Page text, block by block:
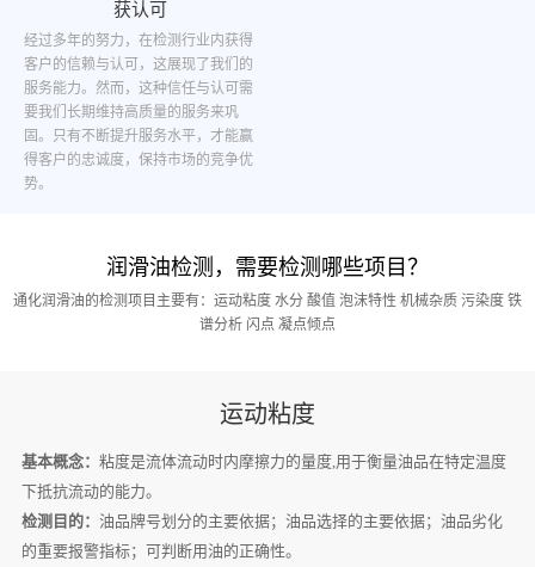
获认可
经过多年的努力，在检测行业内获得
客户的信赖与认可，这展现了我们的
服务能力。然而，这种信任与认可需
要我们长期维持高质量的服务来巩
固。只有不断提升服务水平，才能赢
得客户的忠诚度，保持市场的竞争优
势。
润滑油检测，需要检测哪些项目？
通化润滑油的检测项目主要有：运动粘度 水分 酸值 泡沫特性 机械杂质 污染度 铁
谱分析 闪点 凝点倾点
运动粘度
基本概念： 粘度是流体流动时内摩擦力的量度,用于衡量油品在特定温度
下抵抗流动的能力。
检测目的： 油品牌号划分的主要依据；油品选择的主要依据；油品劣化
的重要报警指标；可判断用油的正确性。